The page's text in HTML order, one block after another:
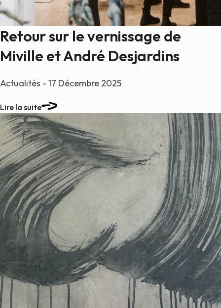
Retour sur le vernissage de
Miville et André Desjardins
Actualités - 17 Décembre 2025
Lire la suite